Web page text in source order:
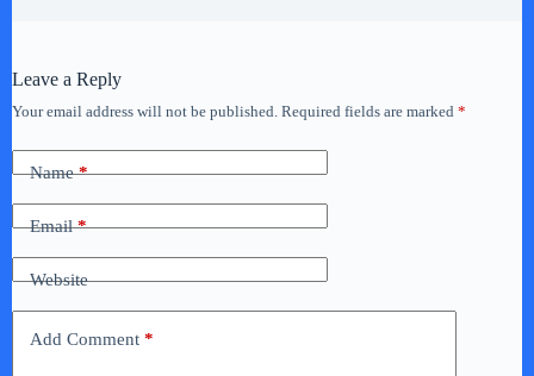
Leave a Reply
Your email address will not be published. Required fields are marked *
Name*
Email*
Website
Add Comment *